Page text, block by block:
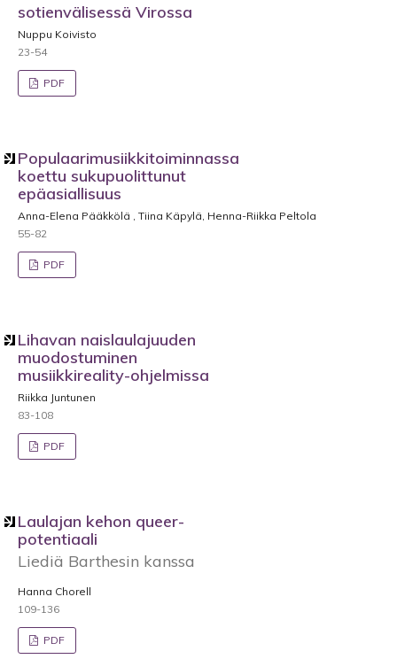
sotienvälisessä Virossa
Nuppu Koivisto
23-54
PDF
Populaarimusiikkitoiminnassa
koettu sukupuolittunut
epäasiallisuus
Anna-Elena Pääkkölä , Tiina Käpylä, Henna-Riikka Peltola
55-82
PDF
Lihavan naislaulajuuden
muodostuminen
musiikkireality-ohjelmissa
Riikka Juntunen
83-108
PDF
Laulajan kehon queer-
potentiaali
Liediä Barthesin kanssa
Hanna Chorell
109-136
PDF